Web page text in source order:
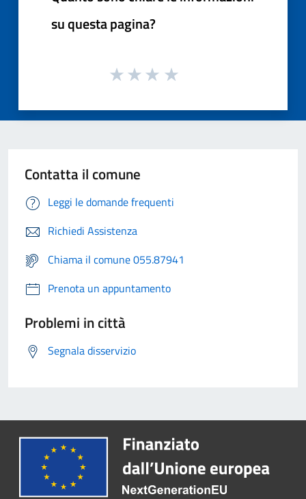
su questa pagina?
Contatta il comune
Leggi le domande frequenti
Richiedi Assistenza
Chiama il comune 055.87941
Prenota un appuntamento
Problemi in città
Segnala disservizio